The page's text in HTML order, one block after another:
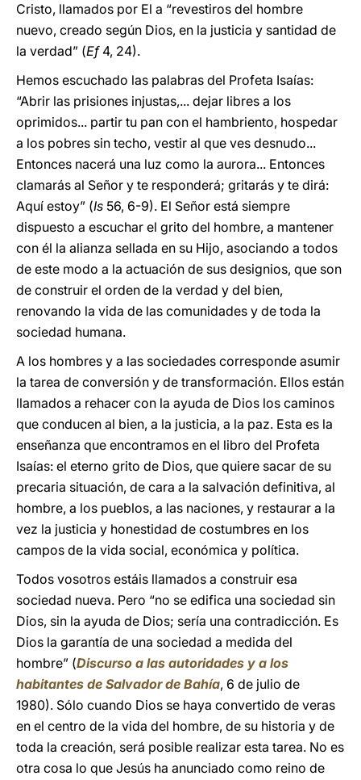
Cristo, llamados por El a “revestiros del hombre
nuevo, creado según Dios, en la justicia y santidad de
la verdad” (Ef4, 24).
Hemos escuchado las palabras del Profeta Isaías:
“Abrir las prisiones injustas,... dejar libres a los
oprimidos... partir tu pan con el hambriento, hospedar
a los pobres sin techo, vestir al que ves desnudo...
Entonces nacerá una luz como la aurora... Entonces
clamarás al Señor y te responderá; gritarás y te dirá:
Aquí estoy” (Is 56, 6-9). El Señor está siempre
dispuesto a escuchar el grito del hombre, a mantener
con él la alianza sellada en su Hijo, asociando a todos
de este modo a la actuación de sus designios, que son
de construir el orden de la verdad y del bien,
renovando la vida de las comunidades y de toda la
sociedad humana.
A los hombres y a las sociedades corresponde asumir
la tarea de conversión y de transformación. Ellos están
llamados a rehacer con la ayuda de Dios los caminos
que conducen al bien, a la justicia, a la paz. Esta es la
enseñanza que encontramos en el libro del Profeta
Isaías: el eterno grito de Dios, que quiere sacar de su
precaria situación, de cara a la salvación definitiva, al
hombre, a los pueblos, a las naciones, y restaurar a la
vez la justicia y honestidad de costumbres en los
campos de la vida social, económica y política.
Todos vosotros estáis llamados a construir esa
sociedad nueva. Pero “no se edifica una sociedad sin
Dios, sin la ayuda de Dios; sería una contradicción. Es
Dios la garantía de una sociedad a medida del
hombre” (Discurso a las autoridades y a los
habitantes de Salvador de Bahía, 6 de julio de
1980). Sólo cuando Dios se haya convertido de veras
en el centro de la vida del hombre, de su historia y de
toda la creación, será posible realizar esta tarea. No es
otra cosa lo que Jesús ha anunciado como reino de